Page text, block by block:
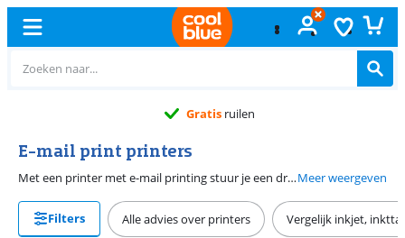
Gratis ruilen
E-mail print printers
Met een printer met e-mail printing stuur je een draadloze printopdracht vanuit je e-mail naar de printer. Je stuurt de opdracht vanaf elke locatie naar het e-mailadres van de printer. Handig als je thuis of op je werk een mailtje krijgt en meteen wilt afdrukken. Of als je onderweg bent, dan ligt het printje voor je klaar op het moment dat je bij de printer aankomt. E-mail printing maakt werken net even wat sneller en gemakkelijker.Meer weergeven
Filters Alle advies over printers Vergelijk inkjet,